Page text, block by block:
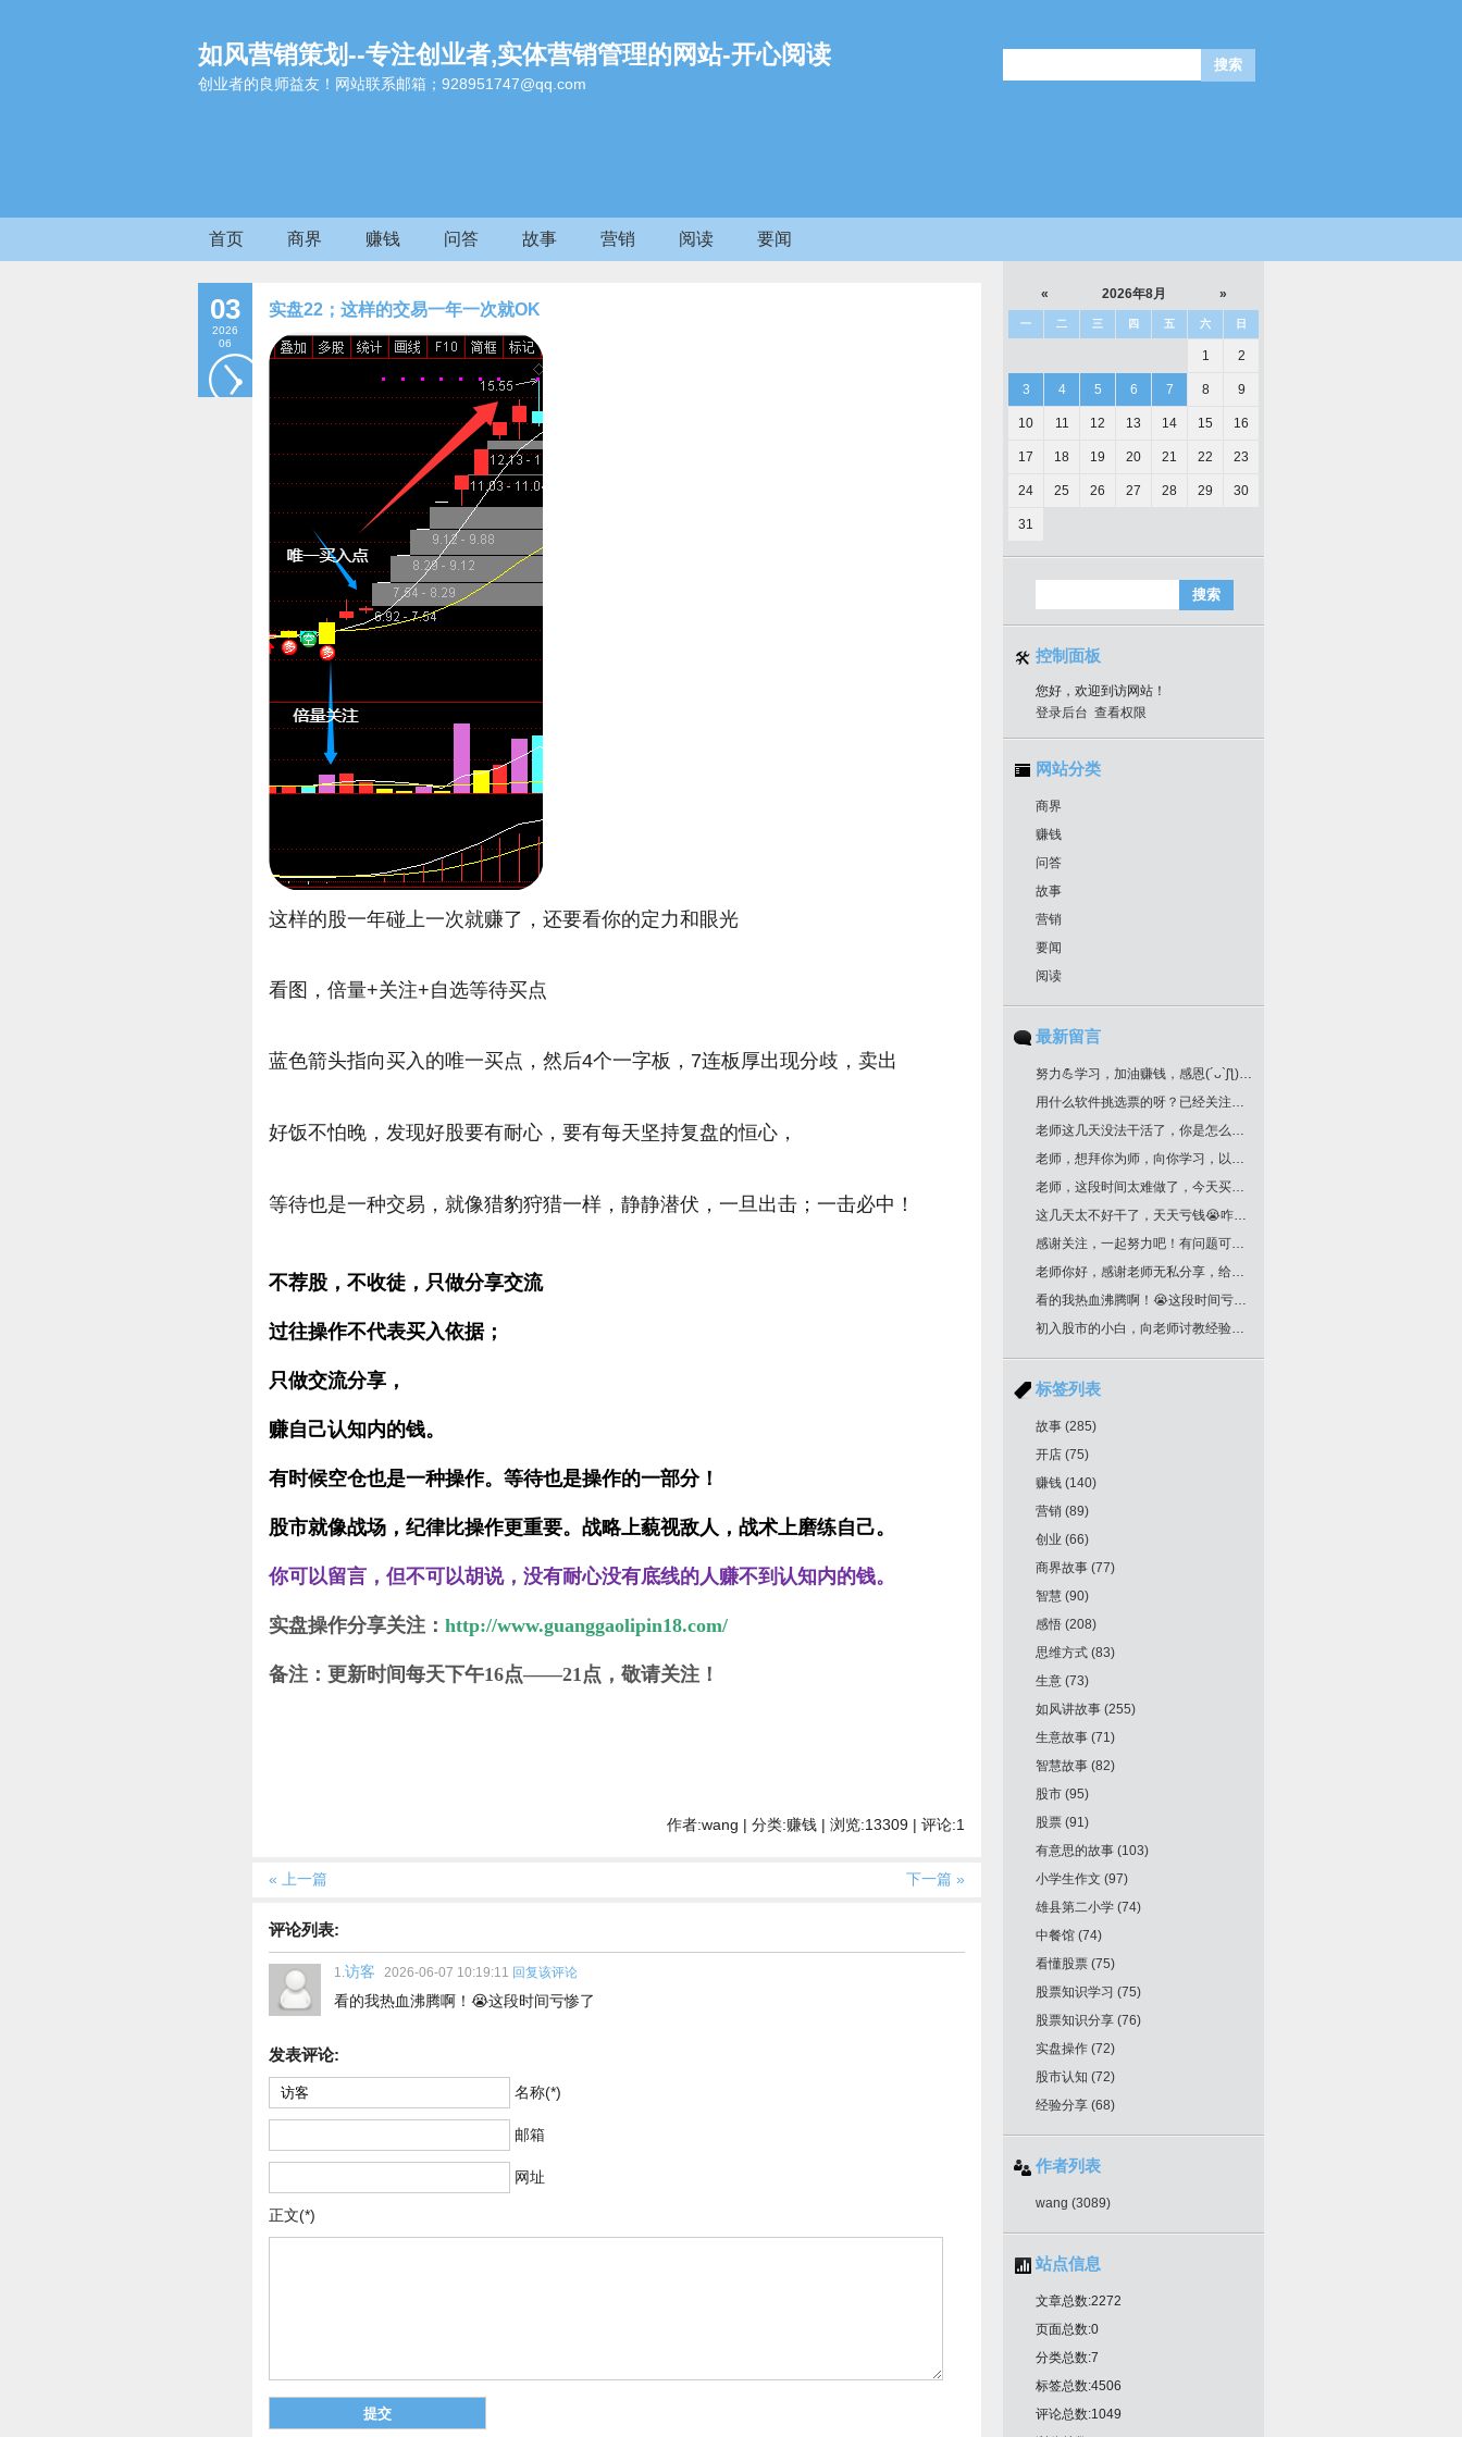
如风营销策划--专注创业者,实体营销管理的网站-开心阅读
创业者的良师益友！网站联系邮箱；928951747@qq.com
首页 商界 赚钱 问答 故事 营销 阅读 要闻
03
2026
06
实盘22；这样的交易一年一次就OK
这样的股一年碰上一次就赚了，还要看你的定力和眼光
看图，倍量+关注+自选等待买点
蓝色箭头指向买入的唯一买点，然后4个一字板，7连板厚出现分歧，卖出
好饭不怕晚，发现好股要有耐心，要有每天坚持复盘的恒心，
等待也是一种交易，就像猎豹狩猎一样，静静潜伏，一旦出击；一击必中！
不荐股，不收徒，只做分享交流
过往操作不代表买入依据；
只做交流分享，
赚自己认知内的钱。
有时候空仓也是一种操作。等待也是操作的一部分！
股市就像战场，纪律比操作更重要。战略上藐视敌人，战术上磨练自己。
你可以留言，但不可以胡说，没有耐心没有底线的人赚不到认知内的钱。
实盘操作分享关注： http://www.guanggaolipin18.com/
备注：更新时间每天下午16点——21点，敬请关注！
作者:wang | 分类:赚钱 | 浏览:13309 | 评论:1
« 上一篇 下一篇 »
评论列表:
1.访客 2026-06-07 10:19:11 回复该评论
看的我热血沸腾啊！😭这段时间亏惨了
发表评论:
名称(*)
邮箱
网址
正文(*)
« 2026年8月 »
一 二 三 四 五 六 日
1 2
3 4 5 6 7 8 9
10 11 12 13 14 15 16
17 18 19 20 21 22 23
24 25 26 27 28 29 30
31
控制面板
您好，欢迎到访网站！
登录后台 查看权限
网站分类
商界
赚钱
问答
故事
营销
要闻
阅读
最新留言
努力💪学习，加油赚钱，感恩(´ᴗ`ʃƪ)老师分享干货
用什么软件挑选票的呀？已经关注您很久了！
老师这几天没法干活了，你是怎么挑选票票的？
老师，想拜你为师，向你学习，以邮箱联系你了，请回复为盼。
老师，这段时间太难做了，今天买明天跌，老师文中作业，是不是最后一根k线是卖点，前一根k线是买点？不知道对不对？请多多指教！
这几天太不好干了，天天亏钱😭咋办老师
感谢关注，一起努力吧！有问题可以留言
老师你好，感谢老师无私分享，给你邮箱留言了哈，我要学习交易技术课程！一定给我回复哈
看的我热血沸腾啊！😭这段时间亏惨了
初入股市的小白，向老师讨教经验！收藏了
标签列表
故事 (285)
开店 (75)
赚钱 (140)
营销 (89)
创业 (66)
商界故事 (77)
智慧 (90)
感悟 (208)
思维方式 (83)
生意 (73)
如风讲故事 (255)
生意故事 (71)
智慧故事 (82)
股市 (95)
股票 (91)
有意思的故事 (103)
小学生作文 (97)
雄县第二小学 (74)
中餐馆 (74)
看懂股票 (75)
股票知识学习 (75)
股票知识分享 (76)
实盘操作 (72)
股市认知 (72)
经验分享 (68)
作者列表
wang (3089)
站点信息
文章总数:2272
页面总数:0
分类总数:7
标签总数:4506
评论总数:1049